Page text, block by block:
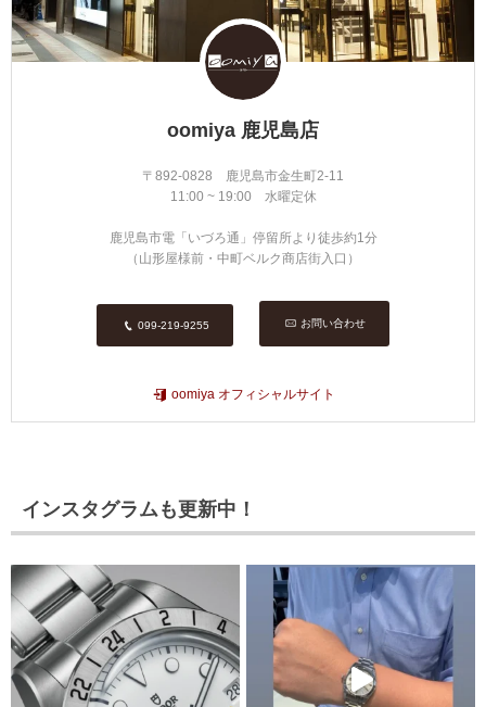
oomiya 鹿児島店
〒892-0828 鹿児島市金生町2-11
11:00 ~ 19:00 水曜定休
鹿児島市電「いづろ通」停留所より徒歩約1分
（山形屋様前・中町ベルク商店街入口）
099-219-9255 お問い合わせ
oomiya オフィシャルサイト
インスタグラムも更新中！